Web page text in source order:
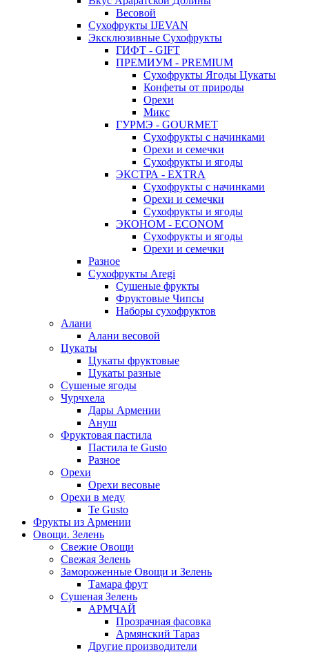
Весовой
Сухофрукты IJEVAN
Эксклюзивные Сухофрукты
ГИФТ - GIFT
ПРЕМИУМ - PREMIUM
Сухофрукты Ягоды Цукаты
Конфеты от природы
Орехи
Микс
ГУРМЭ - GOURMET
Сухофрукты с начинками
Орехи и семечки
Сухофрукты и ягоды
ЭКСТРА - EXTRA
Сухофрукты с начинками
Орехи и семечки
Сухофрукты и ягоды
ЭКОНОМ - ECONOM
Сухофрукты и ягоды
Орехи и семечки
Разное
Сухофрукты Aregi
Сушеные фрукты
Фруктовые Чипсы
Наборы сухофруктов
Алани
Алани весовой
Цукаты
Цукаты фруктовые
Цукаты разные
Сушеные ягоды
Чурчхела
Дары Армении
Ануш
Фруктовая пастила
Пастила te Gusto
Разное
Орехи
Орехи весовые
Орехи в меду
Te Gusto
Фрукты из Армении
Овощи. Зелень
Свежие Овощи
Свежая Зелень
Замороженные Овощи и Зелень
Тамара фрут
Сушеная Зелень
АРМЧАЙ
Прозрачная фасовка
Армянский Тараз
Другие производители